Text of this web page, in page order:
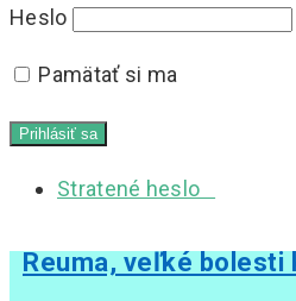
Heslo
Pamätať si ma
Stratené heslo
Reuma, veľké bolesti